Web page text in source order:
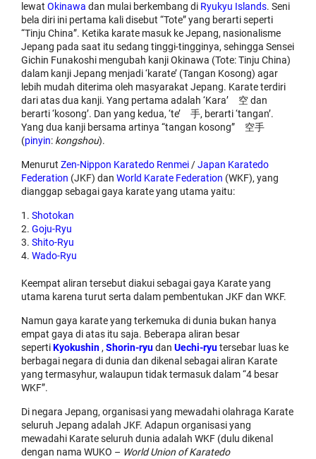
lewat Okinawa dan mulai berkembang di Ryukyu Islands. Seni
bela diri ini pertama kali disebut “Tote” yang berarti seperti
“Tinju China”. Ketika karate masuk ke Jepang, nasionalisme
Jepang pada saat itu sedang tinggi-tingginya, sehingga Sensei
Gichin Funakoshi mengubah kanji Okinawa (Tote: Tinju China)
dalam kanji Jepang menjadi ‘karate’ (Tangan Kosong) agar
lebih mudah diterima oleh masyarakat Jepang. Karate terdiri
dari atas dua kanji. Yang pertama adalah ‘Kara’ 空 dan
berarti ‘kosong’. Dan yang kedua, ‘te’ 手, berarti ‘tangan’.
Yang dua kanji bersama artinya “tangan kosong” 空手
(pinyin: kongshou).
Menurut Zen-Nippon Karatedo Renmei /Japan Karatedo
Federation (JKF) dan World Karate Federation (WKF), yang
dianggap sebagai gaya karate yang utama yaitu:
Shotokan
Goju-Ryu
Shito-Ryu
Wado-Ryu
Keempat aliran tersebut diakui sebagai gaya Karate yang
utama karena turut serta dalam pembentukan JKF dan WKF.
Namun gaya karate yang terkemuka di dunia bukan hanya
empat gaya di atas itu saja. Beberapa aliran besar
sepertiKyokushin , Shorin-ryudan Uechi-ryutersebar luas ke
berbagai negara di dunia dan dikenal sebagai aliran Karate
yang termasyhur, walaupun tidak termasuk dalam “4 besar
WKF”.
Di negara Jepang, organisasi yang mewadahi olahraga Karate
seluruh Jepang adalah JKF. Adapun organisasi yang
mewadahi Karate seluruh dunia adalah WKF (dulu dikenal
dengan nama WUKO – World Union of Karatedo